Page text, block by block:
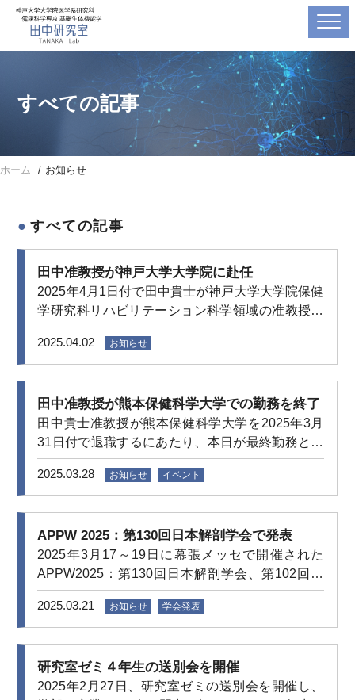
すべての記事
ホーム お知らせ
すべての記事
田中准教授が神戸大学大学院に赴任
2025年4月1日付で田中貴士が神戸大学大学院保健
学研究科リハビリテーション科学領域の准教授に
着任しました。 より一層、運動による脳の健康の
解明に取り組み、医療・社会の発展に貢献して参
ります。 よろしくお願いいたします！
2025.04.02 お知らせ
田中准教授が熊本保健科学大学での勤務を終了
田中貴士准教授が熊本保健科学大学を2025年3月
31日付で退職するにあたり、本日が最終勤務とな
りました。 集まってくれた大学院生や4年・3年生
のゼミ生とともに、満開の桜の下で写真撮影をし
ました。 皆さんのご活躍をお祈りいたします。 本
2025.03.28 お知らせ イベント
APPW 2025：第130回日本解剖学会で発表
2025年3月17～19日に幕張メッセで開催された
APPW2025：第130回日本解剖学会、第102回日
本生理学会、第98回日本薬理学会合同大会に参加
しました。 田中貴士准教授および金沢大学堀修教
授の研究室・大学院生のQiyan Fanさんが以下の
Iemata M, Furuyama T, Yoneda N, Ogata M, Ishii H,
Hattori T, Hori O.「Functional analysis of ATF6β in
2025.03.21 お知らせ 学会発表
研究室ゼミ４年生の送別会を開催
2025年2月27日、研究室ゼミの送別会を開催し、